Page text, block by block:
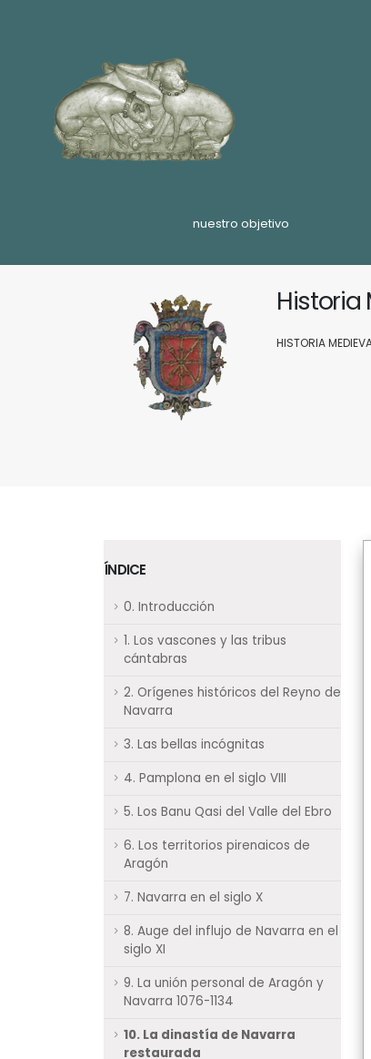
nuestro objetivo
Historia
HISTORIA
ÍNDICE
0. Introducción
1. Los vascones y las tribus
cántabras
2. Orígenes históricos del Reyno de
Navarra
3. Las bellas incógnitas
4. Pamplona en el siglo VIII
5. Los Banu Qasi del Valle del Ebro
6. Los territorios pirenaicos de
Aragón
7. Navarra en el siglo X
8. Auge del influjo de Navarra en el
siglo XI
9. La unión personal de Aragón y
Navarra 1076-1134
10. La dinastía de Navarra
restaurada